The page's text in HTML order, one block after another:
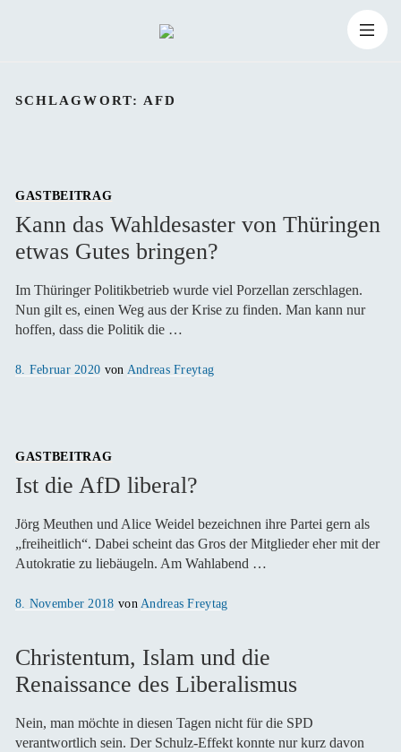
Inhalt
nach:
SCHLAGWORT: AFD
GASTBEITRAG
Kann das Wahldesaster von Thüringen
etwas Gutes bringen?
Im Thüringer Politikbetrieb wurde viel Porzellan zerschlagen.
Nun gilt es, einen Weg aus der Krise zu finden. Man kann nur
hoffen, dass die Politik die …
Veröffentlicht
8. Februar 2020 von Andreas Freytag
GASTBEITRAG
Ist die AfD liberal?
Jörg Meuthen und Alice Weidel bezeichnen ihre Partei gern als
„freiheitlich“. Dabei scheint das Gros der Mitglieder eher mit der
Autokratie zu liebäugeln. Am Wahlabend …
Veröffentlicht
8. November 2018 vonAndreas Freytag
Christentum, Islam und die
Renaissance des Liberalismus
Nein, man möchte in diesen Tagen nicht für die SPD
verantwortlich sein. Der Schulz-Effekt konnte nur kurz davon